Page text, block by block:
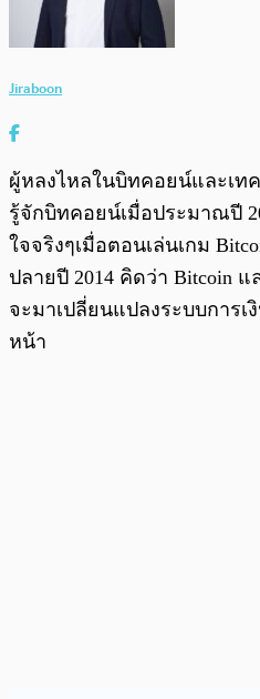
Jiraboon
ผู้หลงไหลในบิทคอยน์และเทค
รู้จักบิทคอยน์เมื่อประมาณปี
ใจจริงๆเมื่อตอนเล่นเกม
ปลายปี 2014 คิดว่า Bitcoin แ
จะมาเปลี่ยนแปลงระบบการ
หน้า